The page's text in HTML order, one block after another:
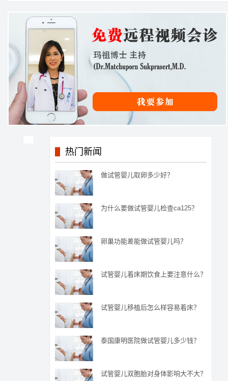
热门新闻
做试管婴儿取卵多少好？
为什么要做试管婴儿检查ca125？
卵巢功能差能做试管婴儿吗？
试管婴儿着床期饮食上要注意什么？
试管婴儿移植后怎么样容易着床？
泰国康明医院做试管婴儿多少钱？
试管婴儿双胞胎对身体影响大不大？